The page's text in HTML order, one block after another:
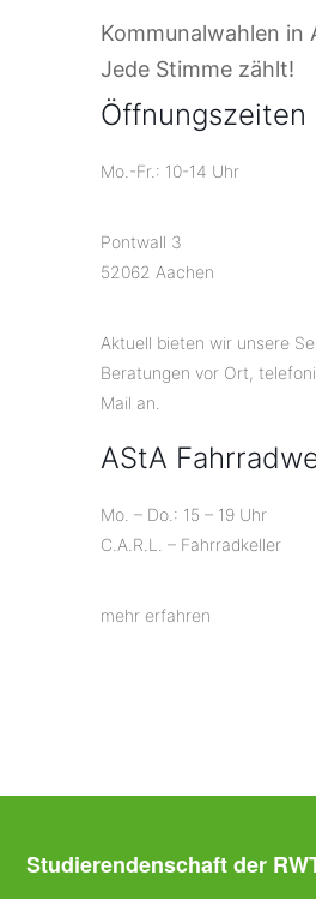
Kommunalwahlen in
Jede Stimme zählt!
Öffnungszeiten
Mo.-Fr.: 10-14 Uhr
Pontwall 3
52062 Aachen
Aktuell bieten wir unsere
Beratungen vor Ort,
Mail an.
AStA
Mo. – Do.: 15 – 19 Uhr
C.A.R.L. – Fahrradkeller
mehr erfahren
Studierendenschaft der